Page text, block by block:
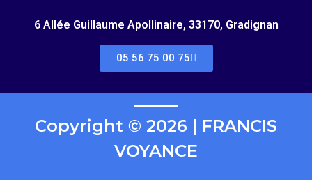
6 Allée Guillaume Apollinaire, 33170, Gradignan
05 56 75 00 75
Copyright © 2026 | FRANCIS
VOYANCE